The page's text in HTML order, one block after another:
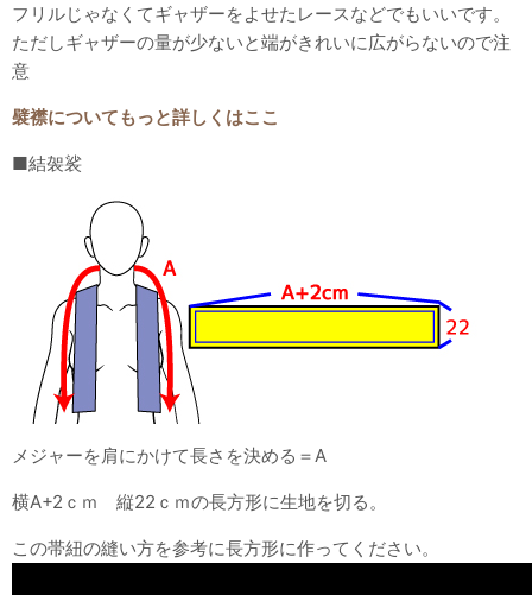
フリルじゃなくてギャザーをよせたレースなどでもいいです。
ただしギャザーの量が少ないと端がきれいに広がらないので注
意
襞襟についてもっと詳しくはここ
■結袈裟
メジャーを肩にかけて長さを決める＝A
横A+2ｃｍ 縦22ｃｍの長方形に生地を切る。
この帯紐の縫い方を参考に長方形に作ってください。